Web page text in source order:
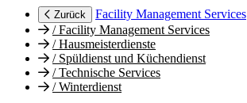
Zurück
Facility Management Services
/Facility Management Services
/Hausmeisterdienste
/Spüldienst und Küchendienst
/Technische Services
/Winterdienst